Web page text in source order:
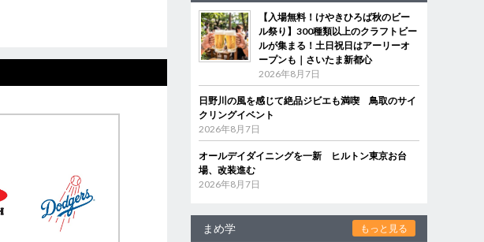
【入場無料！けやきひろば秋のビー
ル祭り】300種類以上のクラフトビー
ルが集まる！土日祝日はアーリーオ
ープンも｜さいたま新都心
2026年8月7日
日野川の風を感じて絶品ジビエも満喫 鳥取のサイ
クリングイベント
2026年8月7日
オールデイダイニングを一新 ヒルトン東京お台
場、改装進む
2026年8月7日
まめ学 もっと見る